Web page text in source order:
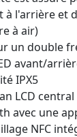
à l'arrière et
à air)
un double
avant/
IPX5
LCD
avec une
NFC